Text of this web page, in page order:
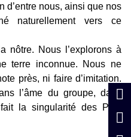
d’entre nous, ainsi que nos
naturellement vers ce
nôtre. Nous l’explorons à
terre inconnue. Nous ne
près, ni faire d’imitation.
l’âme du groupe, dans
la singularité des Pink